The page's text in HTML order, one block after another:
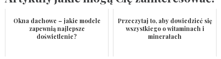
Okna dachowe – jakie modele
zapewnią najlepsze
doświetlenie?
Przeczytaj to, aby dowiedzieć się
wszystkiego o witaminach i
minerałach